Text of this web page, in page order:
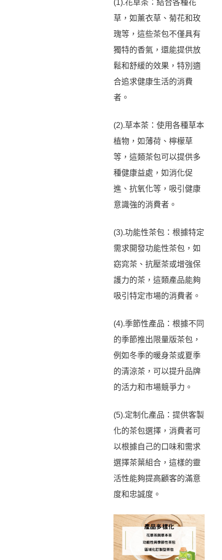
(1).花草茶：結合各種花
草，如薰衣草、菊花和玫
瑰等，這些茶包不僅具有
獨特的香氣，還能提供放
鬆和舒緩的效果，特別適
合追求健康生活的消費
者。
(2).草本茶：使用各種草本
植物，如薄荷、檸檬草
等，這類茶包可以提供多
種健康益處，如消化促
進、抗氧化等，吸引健康
意識強的消費者。
(3).功能性茶包：根據特定
需求開發功能性茶包，如
窈窕茶、抗壓茶或增強保
護力的茶，這類產品能夠
吸引特定市場的消費者。
(4).季節性產品：根據不同
的季節推出限量版茶包，
例如冬季的暖身茶或夏季
的清涼茶，可以提升品牌
的活力和市場競爭力。
(5).定制化產品：提供客製
化的茶包選擇，消費者可
以根據自己的口味和需求
選擇茶葉組合，這樣的靈
活性能夠提高顧客的滿意
度和忠誠度。